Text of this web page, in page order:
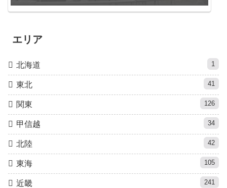
エリア
北海道 1
東北 41
関東 126
甲信越 34
北陸 42
東海 105
近畿 241